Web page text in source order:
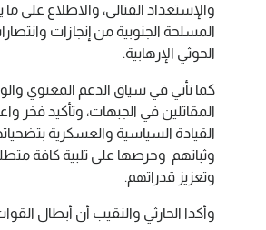
والإستعداد القتالى، والاطلاع على
المسلحة الجنوبية من إنجازات
الحوثي الإرهابية.
كما تأتي في سياق الدعم المعنوي
المقاتلين في الجبهات، وتأكيد فخر
القيادة السياسية والعسكرية
وثباتهم وحرصها على تلبية كافة
وتعزيز قدراتهم.
وأكدا الحارثي والنقيب أن أبطال